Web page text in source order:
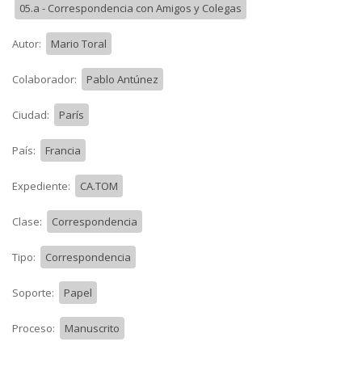
05.a - Correspondencia con Amigos y Colegas
Autor: Mario Toral
Colaborador: Pablo Antúnez
Ciudad: París
País: Francia
Expediente: CA.TOM
Clase: Correspondencia
Tipo: Correspondencia
Soporte: Papel
Proceso: Manuscrito